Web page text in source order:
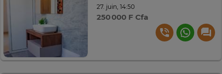
27. juin, 14:50
250 000 F Cfa